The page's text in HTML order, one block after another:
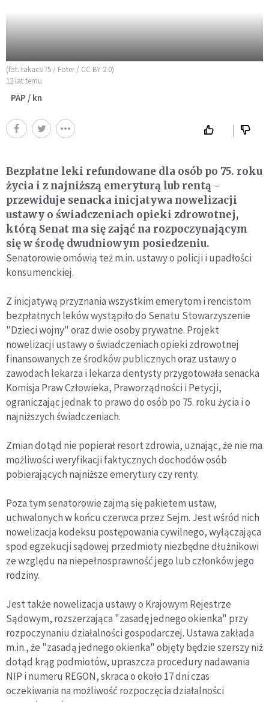
(fot. takacsi75 / Foter / CC BY 2.0)
12 lat temu
PAP / kn
Bezpłatne leki refundowane dla osób po 75. roku
życia i z najniższą emeryturą lub rentą -
przewiduje senacka inicjatywa nowelizacji
ustawy o świadczeniach opieki zdrowotnej,
którą Senat ma się zająć na rozpoczynającym
się w środę dwudniowym posiedzeniu.
Senatorowie omówią też m.in. ustawy o policji i upadłości
konsumenckiej.
Z inicjatywą przyznania wszystkim emerytom i rencistom
bezpłatnych leków wystąpiło do Senatu Stowarzyszenie
"Dzieci wojny" oraz dwie osoby prywatne. Projekt
nowelizacji ustawy o świadczeniach opieki zdrowotnej
finansowanych ze środków publicznych oraz ustawy o
zawodach lekarza i lekarza dentysty przygotowała senacka
Komisja Praw Człowieka, Praworządności i Petycji,
ograniczając jednak to prawo do osób po 75. roku życia i o
najniższych świadczeniach.
Zmian dotąd nie popierał resort zdrowia, uznając, że nie ma
możliwości weryfikacji faktycznych dochodów osób
pobierających najniższe emerytury czy renty.
Poza tym senatorowie zajmą się pakietem ustaw,
uchwalonych w końcu czerwca przez Sejm. Jest wśród nich
nowelizacja kodeksu postępowania cywilnego, wyłączająca
spod egzekucji sądowej przedmioty niezbędne dłużnikowi
ze względu na niepełnosprawność jego lub członków jego
rodziny.
Jest także nowelizacja ustawy o Krajowym Rejestrze
Sądowym, rozszerzająca "zasadę jednego okienka" przy
rozpoczynaniu działalności gospodarczej. Ustawa zakłada
m.in., że "zasadą jednego okienka" objęty będzie szerszy niż
dotąd krąg podmiotów, upraszcza procedury nadawania
NIP i numeru REGON, skraca o około 17 dni czas
oczekiwania na możliwość rozpoczęcia działalności